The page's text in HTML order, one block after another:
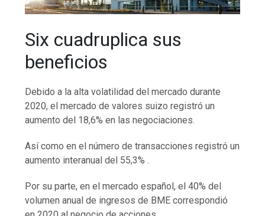
Six cuadruplica sus
beneficios
Debido a la alta volatilidad del mercado durante
2020, el mercado de valores suizo registró un
aumento del 18,6% en las negociaciones.
Así como en el número de transacciones registró un
aumento interanual del 55,3% .
Por su parte, en el mercado español, el 40% del
volumen anual de ingresos de BME correspondió